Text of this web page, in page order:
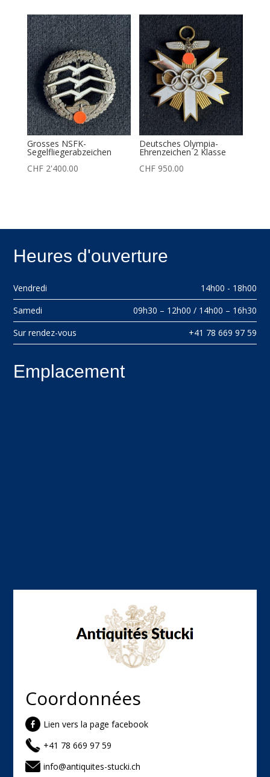
Grosses NSFK-
Segelfliegerabzeichen
CHF2'400.00
Deutsches Olympia-
Ehrenzeichen 2 Klasse
CHF 950.00
Heures d'ouverture
Vendredi
14h00 - 18h00
Samedi
09h30 – 12h00 / 14h00 – 16h30
Sur rendez-vous
+41 78 669 97 59
Emplacement
Coordonnées
Lien vers la page facebook
+41 78 669 97 59
info@antiquites-stucki.ch